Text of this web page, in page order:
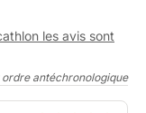
les avis sont
antéchronologique